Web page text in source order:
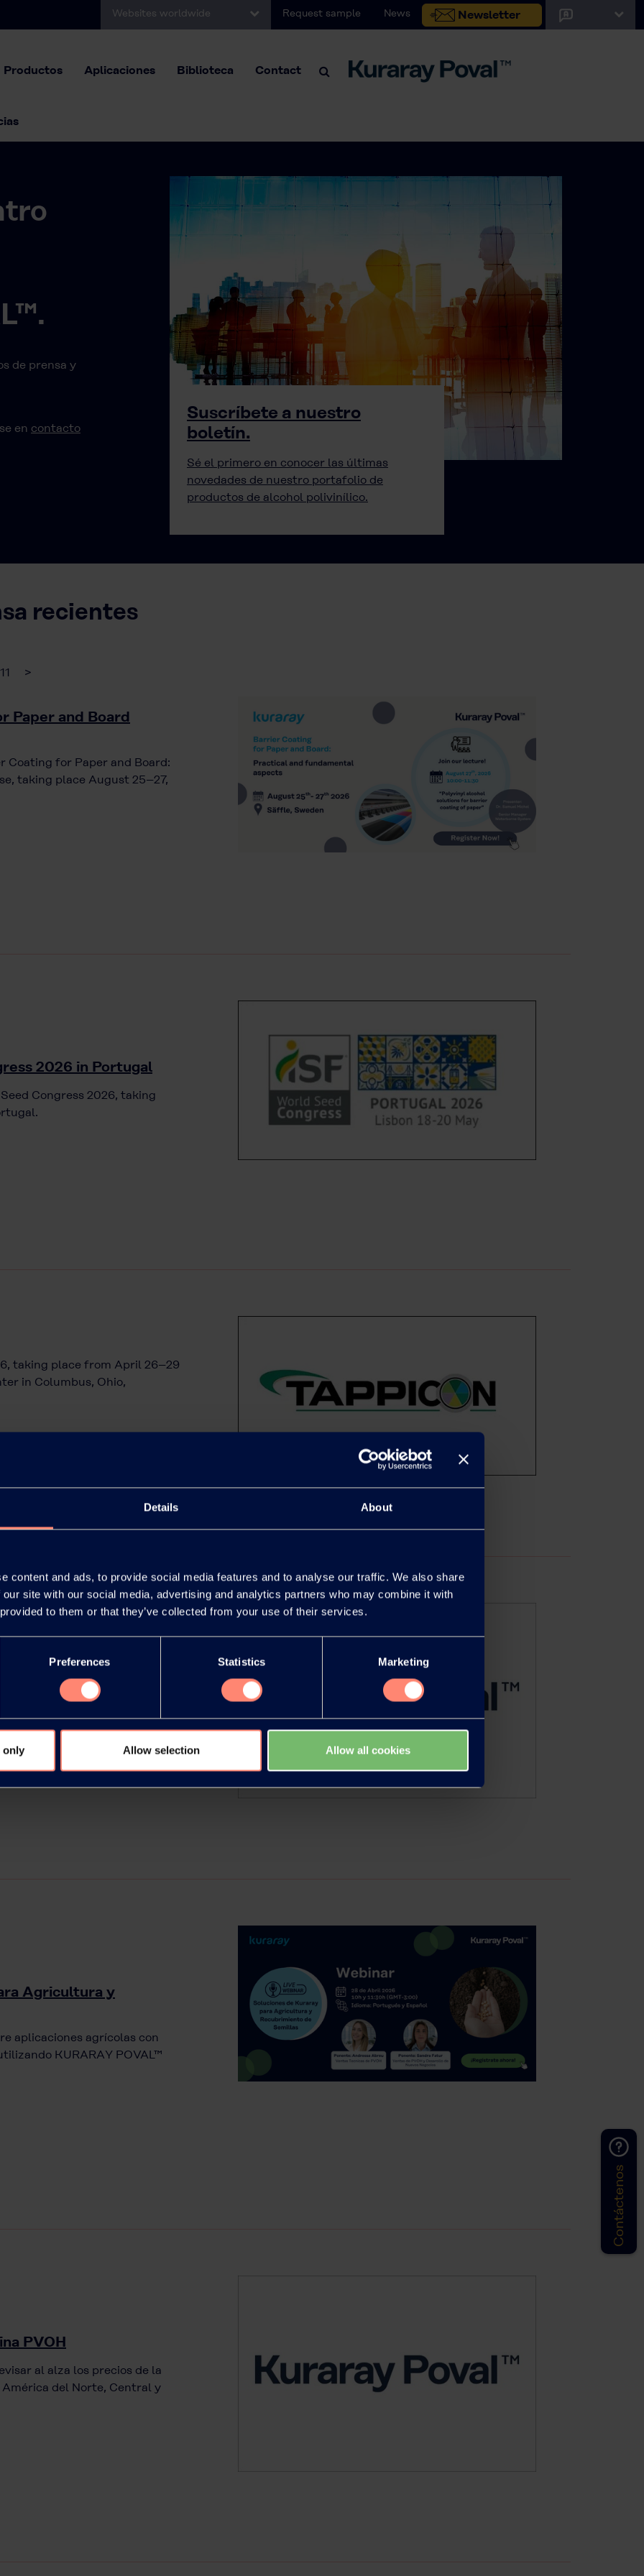
Details About
content and ads, to provide social media features and to analyse our traffic. We also share
site with our social media, advertising and analytics partners who may combine it with
to them or that they’ve collected from your use of their services.
Preferences Statistics Marketing
only Allow selection Allow all cookies
Websites worldwide Request sample News Newsletter
Productos Aplicaciones Biblioteca Contact
Contáctenos
de prensa y
en contacto
Suscríbete a nuestro
boletín.
Sé el primero en conocer las últimas
novedades de nuestro portafolio de
productos de alcohol polivinílico.
recientes
11 >
Paper and Board
for Paper and Board:
taking place August 25–27,
2026 in Portugal
Congress 2026, taking
taking place from April 26–29
in Columbus, Ohio,
al alza los precios de las
Agricultura y
aplicaciones agrícolas con
KURARAY POVAL™
PVOH
al alza los precios de la
del Norte, Central y